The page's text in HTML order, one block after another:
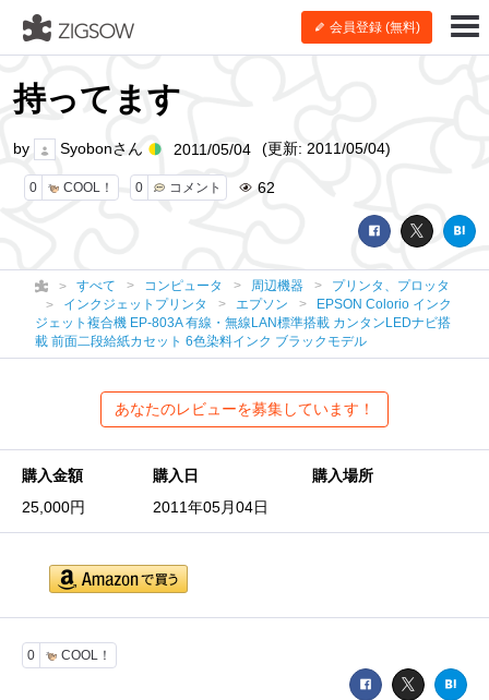
会員登録 (無料)
持ってます
0 COOL！ 0 コメント 62
by Syobonさん 2011/05/04 (更新: 2011/05/04)
すべて コンピュータ 周辺機器
プリンタ、プロッタ
インクジェットプリンタ
エプソン
EPSON Colorio インク
ジェット複合機 EP-803A 有線・無線LAN標準搭載 カンタンLEDナビ搭
載 前面二段給紙カセット 6色染料インク ブラックモデル
あなたのレビューを募集しています！
購入金額
25,000円
購入日
2011年05月04日
購入場所
0 COOL！